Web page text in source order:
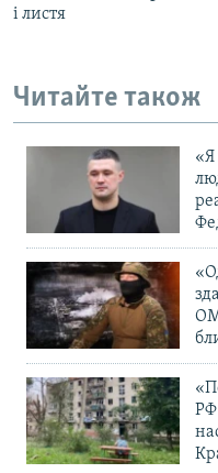
і листя
Читайте також
«Я
РФ